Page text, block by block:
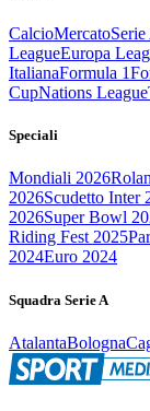
CalcioMercatoSerie
LeagueEuropa
ItalianaFormula 1
CupNations League
Speciali
Mondiali 2026
2026Scudetto Inter
2026Super Bowl
Riding Fest 2025
2024Euro 2024
Squadra Serie A
AtalantaBologna